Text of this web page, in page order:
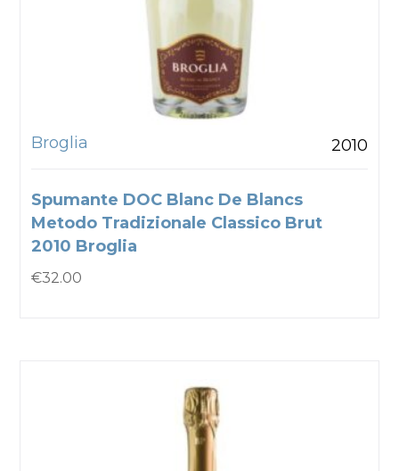
Broglia 2010
Spumante DOC Blanc De Blancs
Metodo Tradizionale Classico Brut
2010 Broglia
€32.00